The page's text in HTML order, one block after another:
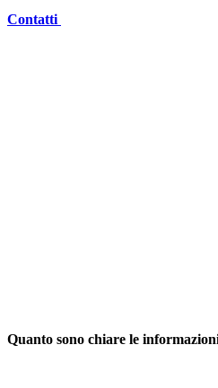
Contatti
Quanto sono chiare le